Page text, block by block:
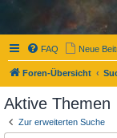
FAQ Neue
Foren-Übersicht
Aktive Themen
Zur erweiterten Suche